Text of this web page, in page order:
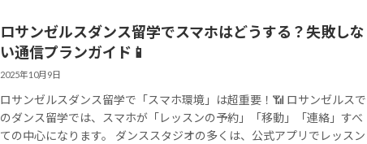
ロサンゼルスダンス留学でスマホはどうする？失敗しな
い通信プランガイド📱
2025年10月9日
ロサンゼルスダンス留学で「スマホ環境」は超重要！📶 ロサンゼルスで
のダンス留学では、スマホが「レッスンの予約」「移動」「連絡」すべ
ての中心になります。 ダンススタジオの多くは、公式アプリでレッスン